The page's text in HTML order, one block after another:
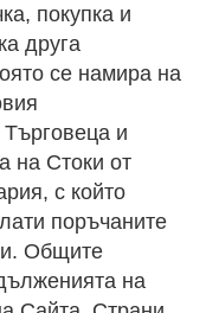
покупка и
друга
се намира на
и
на Стоки от
с който
поръчаните
Общите
на